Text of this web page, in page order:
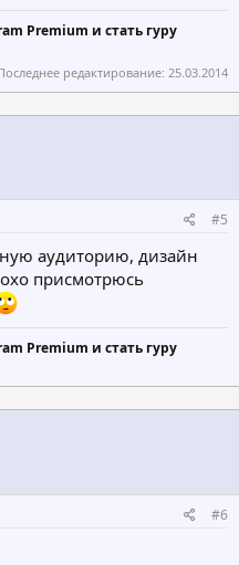
Premium и стать гуру
редактирование: 25.03.2014
#5
аудиторию, дизайн
присмотрюсь
Premium и стать гуру
#6